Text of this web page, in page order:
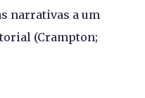
narrativas a um
(Crampton;